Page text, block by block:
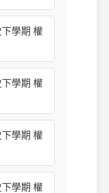
學期 權
學期 權
學期 權
學期 權